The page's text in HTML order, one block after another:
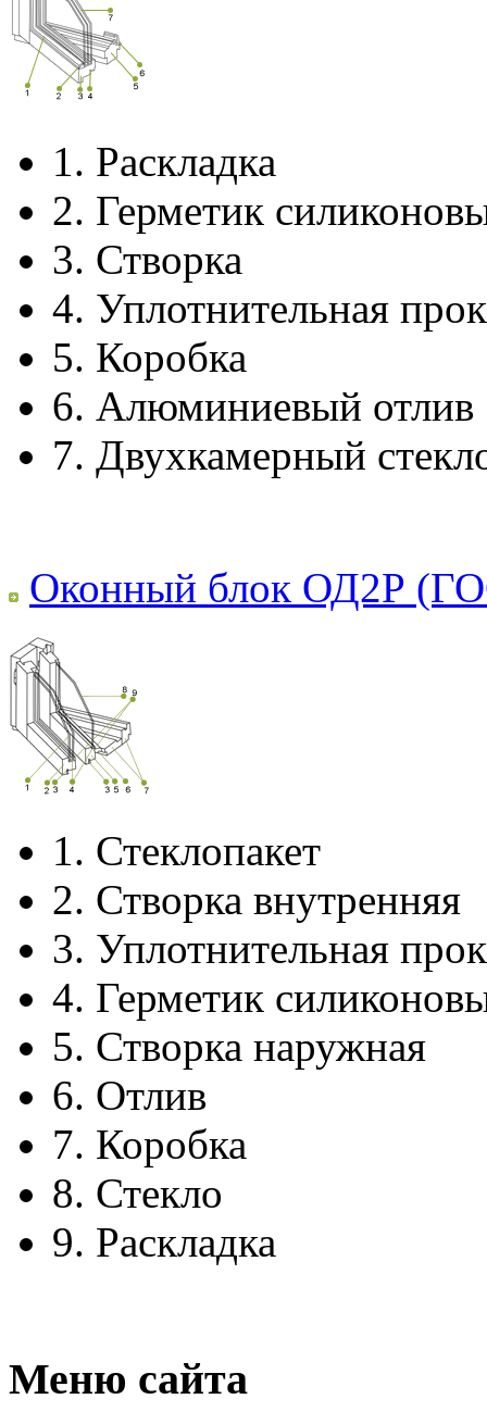
1. Раскладка
2. Герметик
3. Створка
4. Уплотнительная
5. Коробка
6. Алюминиевый отлив
7. Двухкамерный
Оконный блок ОД2Р
1. Стеклопакет
2. Створка внутренняя
3. Уплотнительная
4. Герметик
5. Створка наружная
6. Отлив
7. Коробка
8. Стекло
9. Раскладка
Меню сайта